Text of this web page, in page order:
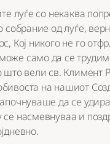
луѓе со некаква
собрание од луѓе,
Кој никого не го
само да се
што вели св. Климент
на нашиот
да се
насмевнуваа и